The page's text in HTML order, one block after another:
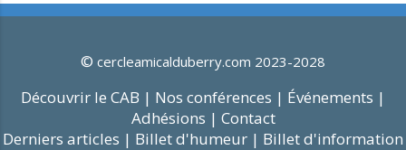
© cercleamicalduberry.com 2023-2028
Découvrir le CAB | Nos conférences | Événements |
Adhésions | Contact
Derniers articles | Billet d'humeur | Billet d'information